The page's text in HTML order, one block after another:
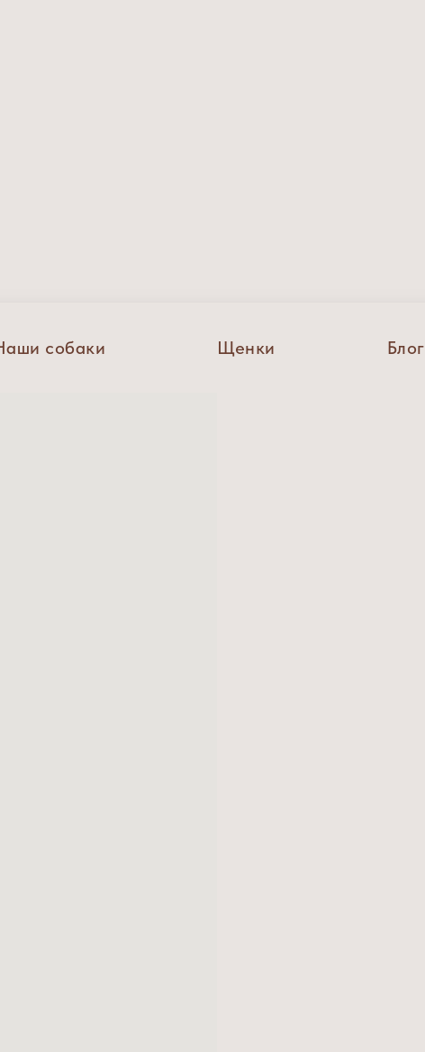
собаки Щенки Блог